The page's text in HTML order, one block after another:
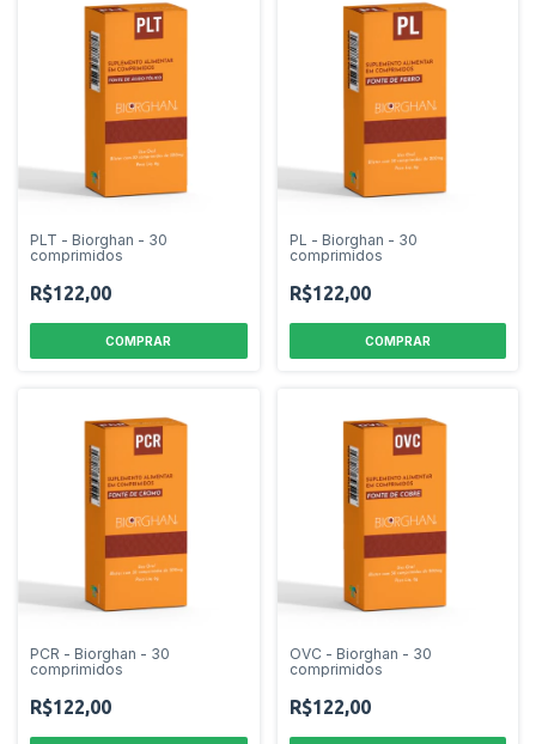
PLT - Biorghan - 30
comprimidos
R$122,00
PL - Biorghan - 30
comprimidos
R$122,00
PCR - Biorghan - 30
comprimidos
R$122,00
OVC - Biorghan - 30
comprimidos
R$122,00